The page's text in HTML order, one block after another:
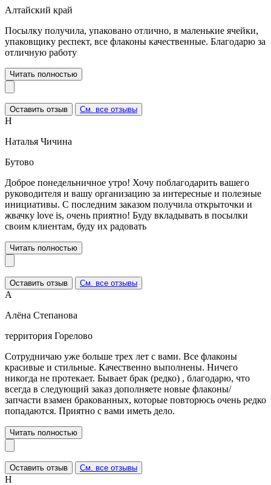
Алтайский край
Посылку получила, упаковано отлично, в маленькие ячейки,
упаковщику респект, все флаконы качественные. Благодарю за
отличную работу
Читать полностью
Оставить отзыв См. все отзывы
Н
Наталья Чичина
Бутово
Доброе понедельничное утро! Хочу поблагодарить вашего
руководителя и вашу организацию за интересные и полезные
инициативы. С последним заказом получила открыточки и
жвачку love is, очень приятно! Буду вкладывать в посылки
своим клиентам, буду их радовать
Читать полностью
Оставить отзыв См. все отзывы
А
Алёна Степанова
территория Горелово
Сотрудничаю уже больше трех лет с вами. Все флаконы
красивые и стильные. Качественно выполнены. Ничего
никогда не протекает. Бывает брак (редко) , благодарю, что
всегда в следующий заказ дополняете новые флаконы/
запчасти взамен бракованных, которые повторюсь очень редко
попадаются. Приятно с вами иметь дело.
Читать полностью
Оставить отзыв См. все отзывы
Н